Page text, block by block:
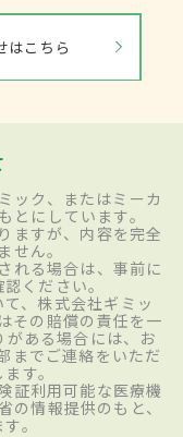
はこちら
ック、またはミーカ
とにしています。
ますが、内容を完全
せん。
れる場合は、事前に
ください。
、株式会社ギミッ
その賠償の責任を一
ある場合には、お
までご連絡をいただ
す。
証利用可能な医療機
情報提供のもと、
。